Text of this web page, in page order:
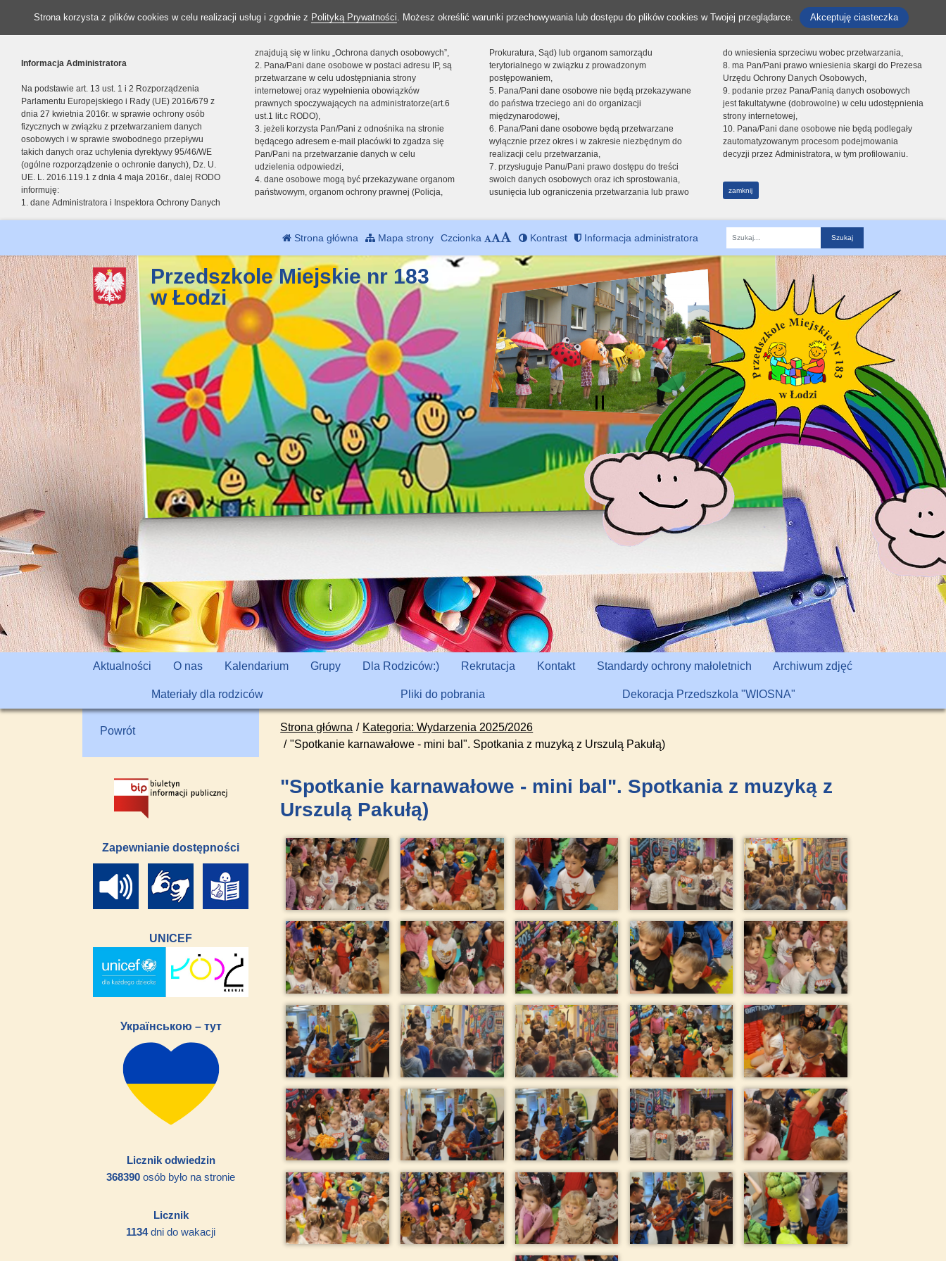
Strona korzysta z plików cookies w celu realizacji usług i zgodnie z Polityką Prywatności. Możesz określić warunki przechowywania lub dostępu do plików cookies w Twojej przeglądarce. Akceptuję ciasteczka
Informacja Administratora
Na podstawie art. 13 ust. 1 i 2 Rozporządzenia
Parlamentu Europejskiego i Rady (UE) 2016/679 z
dnia 27 kwietnia 2016r. w sprawie ochrony osób
fizycznych w związku z przetwarzaniem danych
osobowych i w sprawie swobodnego przepływu
takich danych oraz uchylenia dyrektywy 95/46/WE
(ogólne rozporządzenie o ochronie danych), Dz. U.
UE. L. 2016.119.1 z dnia 4 maja 2016r., dalej RODO
informuję:
1. dane Administratora i Inspektora Ochrony Danych
znajdują się w linku „Ochrona danych osobowych”,
2. Pana/Pani dane osobowe w postaci adresu IP, są
przetwarzane w celu udostępniania strony
internetowej oraz wypełnienia obowiązków
prawnych spoczywających na administratorze(art.6
ust.1 lit.c RODO),
3. jeżeli korzysta Pan/Pani z odnośnika na stronie
będącego adresem e-mail placówki to zgadza się
Pan/Pani na przetwarzanie danych w celu
udzielenia odpowiedzi,
4. dane osobowe mogą być przekazywane organom
państwowym, organom ochrony prawnej (Policja,
Prokuratura, Sąd) lub organom samorządu
terytorialnego w związku z prowadzonym
postępowaniem,
5. Pana/Pani dane osobowe nie będą przekazywane
do państwa trzeciego ani do organizacji
międzynarodowej,
6. Pana/Pani dane osobowe będą przetwarzane
wyłącznie przez okres i w zakresie niezbędnym do
realizacji celu przetwarzania,
7. przysługuje Panu/Pani prawo dostępu do treści
swoich danych osobowych oraz ich sprostowania,
usunięcia lub ograniczenia przetwarzania lub prawo
do wniesienia sprzeciwu wobec przetwarzania,
8. ma Pan/Pani prawo wniesienia skargi do Prezesa
Urzędu Ochrony Danych Osobowych,
9. podanie przez Pana/Panią danych osobowych
jest fakultatywne (dobrowolne) w celu udostępnienia
strony internetowej,
10. Pana/Pani dane osobowe nie będą podlegały
zautomatyzowanym procesom podejmowania
decyzji przez Administratora, w tym profilowaniu.
zamknij
Strona główna Mapa strony Czcionka Kontrast Informacja administratora
Fraza
Przedszkole Miejskie nr 183
w Łodzi
Aktualności O nas Kalendarium Grupy Dla Rodziców:) Rekrutacja Kontakt Standardy ochrony małoletnich Archiwum zdjęć
Materiały dla rodziców Pliki do pobrania Dekoracja Przedszkola "WIOSNA"
Strona główna
Kategoria: Wydarzenia 2025/2026
"Spotkanie karnawałowe - mini bal". Spotkania z muzyką z Urszulą Pakułą)
"Spotkanie karnawałowe - mini bal". Spotkania z muzyką z
Urszulą Pakułą)
Powrót
Zapewnianie dostępności
UNICEF
Українською – тут
Licznik odwiedzin
368390 osób było na stronie
Licznik
1134dni do wakacji